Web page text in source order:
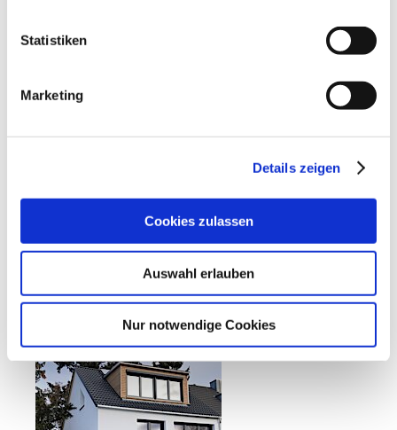
Statistiken
Marketing
Details zeigen
Cookies zulassen
Auswahl erlauben
Nur notwendige Cookies